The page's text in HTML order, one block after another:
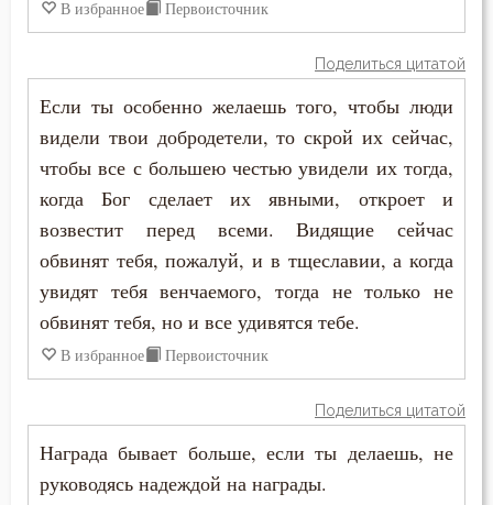
Высокомерие
Глаза
Гнев
Гнев Божий
Гонение
Господь
В избранное Первоисточник
Поделиться цитатой
Если ты особенно желаешь того, чтобы люди
видели твои добродетели, то скрой их сейчас,
чтобы все с большею честью увидели их тогда,
когда Бог сделает их явными, откроет и
возвестит перед всеми. Видящие сейчас
обвинят тебя, пожалуй, и в тщеславии, а когда
увидят тебя венчаемого, тогда не только не
обвинят тебя, но и все удивятся тебе.
В избранное Первоисточник
Поделиться цитатой
Награда бывает больше, если ты делаешь, не
руководясь надеждой на награды.